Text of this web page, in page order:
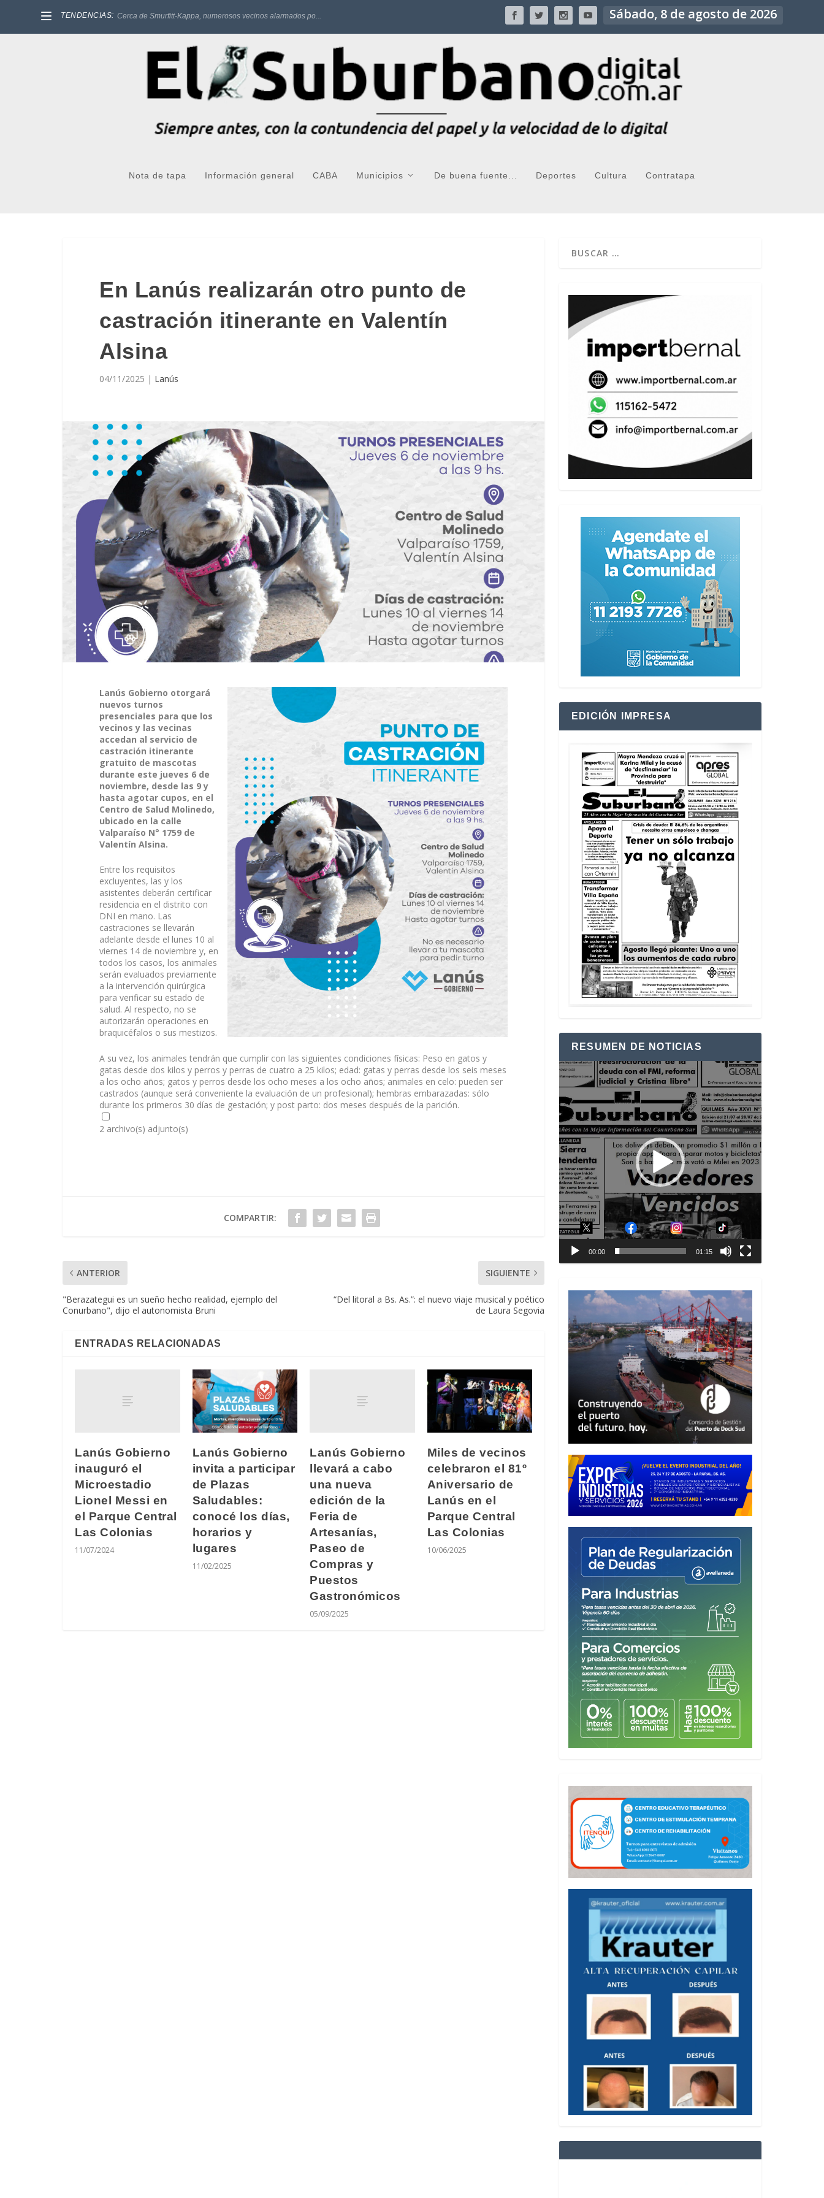
TENDENCIAS: Cerca de Smurfitt-Kappa, numerosos vecinos alarmados po... Sábado, 8 de agosto de 2026
Nota de tapa Información general CABA Municipios De buena fuente... Deportes Cultura Contratapa
En Lanús realizarán otro punto de
castración itinerante en Valentín
Alsina
04/11/2025 | Lanús
Lanús Gobierno otorgará
nuevos turnos
presenciales para que los
vecinos y las vecinas
accedan al servicio de
castración itinerante
gratuito de mascotas
durante este jueves 6 de
noviembre, desde las 9 y
hasta agotar cupos, en el
Centro de Salud Molinedo,
ubicado en la calle
Valparaíso N° 1759 de
Valentín Alsina.
Entre los requisitos
excluyentes, las y los
asistentes deberán certificar
residencia en el distrito con
DNI en mano. Las
castraciones se llevarán
adelante desde el lunes 10 al
viernes 14 de noviembre y, en
todos los casos, los animales
serán evaluados previamente
a la intervención quirúrgica
para verificar su estado de
salud. Al respecto, no se
autorizarán operaciones en
braquicéfalos o sus mestizos.
A su vez, los animales tendrán que cumplir con las siguientes condiciones físicas: Peso en gatos y
gatas desde dos kilos y perros y perras de cuatro a 25 kilos; edad: gatas y perras desde los seis meses
a los ocho años; gatos y perros desde los ocho meses a los ocho años; animales en celo: pueden ser
castrados (aunque será conveniente la evaluación de un profesional); hembras embarazadas: sólo
durante los primeros 30 días de gestación; y post parto: dos meses después de la parición.
2 archivo(s) adjunto(s)
COMPARTIR:
ANTERIOR
"Berazategui es un sueño hecho realidad, ejemplo del
Conurbano", dijo el autonomista Bruni
SIGUIENTE
“Del litoral a Bs. As.”: el nuevo viaje musical y poético
de Laura Segovia
ENTRADAS RELACIONADAS
Lanús Gobierno
inauguró el
Microestadio
Lionel Messi en
el Parque Central
Las Colonias
11/07/2024
Lanús Gobierno
invita a participar
de Plazas
Saludables:
conocé los días,
horarios y
lugares
11/02/2025
Lanús Gobierno
llevará a cabo
una nueva
edición de la
Feria de
Artesanías,
Paseo de
Compras y
Puestos
Gastronómicos
05/09/2025
Miles de vecinos
celebraron el 81º
Aniversario de
Lanús en el
Parque Central
Las Colonias
10/06/2025
EDICIÓN IMPRESA
RESUMEN DE NOTICIAS
Reproductor
de
vídeo
00:00 01:15